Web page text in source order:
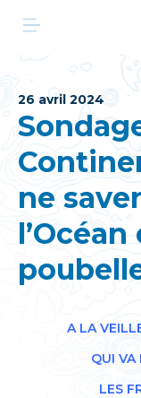
26 avril 2024
ne
A LA
QUI VA
LES